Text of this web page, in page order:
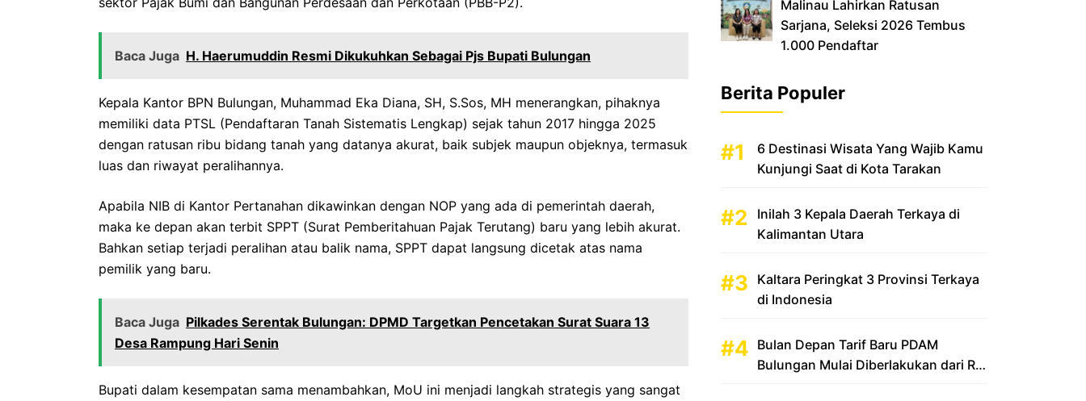
Baca Juga H. Haerumuddin Resmi Dikukuhkan Sebagai Pjs Bupati Bulungan
Kepala Kantor BPN Bulungan, Muhammad Eka Diana, SH, S.Sos, MH menerangkan, pihaknya
memiliki data PTSL (Pendaftaran Tanah Sistematis Lengkap) sejak tahun 2017 hingga 2025
dengan ratusan ribu bidang tanah yang datanya akurat, baik subjek maupun objeknya, termasuk
luas dan riwayat peralihannya.
Apabila NIB di Kantor Pertanahan dikawinkan dengan NOP yang ada di pemerintah daerah,
maka ke depan akan terbit SPPT (Surat Pemberitahuan Pajak Terutang) baru yang lebih akurat.
Bahkan setiap terjadi peralihan atau balik nama, SPPT dapat langsung dicetak atas nama
pemilik yang baru.
Baca Juga ‎Pilkades Serentak Bulungan: DPMD Targetkan Pencetakan Surat Suara 13
Desa Rampung Hari Senin‎
Bupati dalam kesempatan sama menambahkan, MoU ini menjadi langkah strategis yang sangat
Malinau Lahirkan Ratusan
Sarjana, Seleksi 2026 Tembus
1.000 Pendaftar
Berita Populer
6 Destinasi Wisata Yang Wajib Kamu
Kunjungi Saat di Kota Tarakan
Inilah 3 Kepala Daerah Terkaya di
Kalimantan Utara
Kaltara Peringkat 3 Provinsi Terkaya
di Indonesia
Bulan Depan Tarif Baru PDAM
Bulungan Mulai Diberlakukan dari Rp